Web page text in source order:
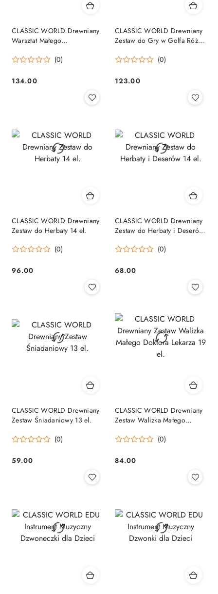
CLASSIC WORLD Drewniany
Warsztat Małego
Narzędziami (0)
Cena:
134.00
CLASSIC WORLD Drewniany
Zestaw do Gry w Golfa Różne
(0)
Cena:
123.00
CLASSIC WORLD Drewniany
Zestaw do Herbaty 14 el.
(0)
Cena:
96.00
CLASSIC WORLD Drewniany
Zestaw do Herbaty i Deserów
(0)
Cena:
68.00
CLASSIC WORLD Drewniany
Zestaw Śniadaniowy 13 el.
(0)
Cena:
59.00
CLASSIC WORLD Drewniany
Zestaw Walizka Małego
(0)
Cena:
84.00